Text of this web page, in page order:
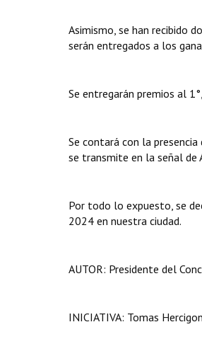
Asimismo, se han recibido
serán entregados a los
Se entregarán premios al
Se contará con la
se transmite en la señal de
Por todo lo expuesto, se
2024 en nuestra ciudad.
AUTOR: Presidente del
INICIATIVA: Tomas